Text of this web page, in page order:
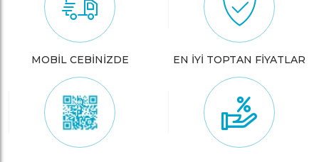
MOBİL CEBİNİZDE EN İYİ TOPTAN FİYATLAR